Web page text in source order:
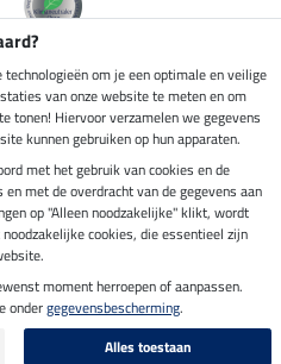
om 14:39 uur
BTW, excl. verzendkosten.
om je een optimale en veilige
van onze website te meten en om
tonen! Hiervoor verzamelen we gegevens
kunnen gebruiken op hun apparaten.
met het gebruik van cookies en de
met de overdracht van de gegevens aan
op "Alleen noodzakelijke" klikt, wordt
cookies, die essentieel zijn
moment herroepen of aanpassen.
ondergegevensbescherming.
Alles toestaan